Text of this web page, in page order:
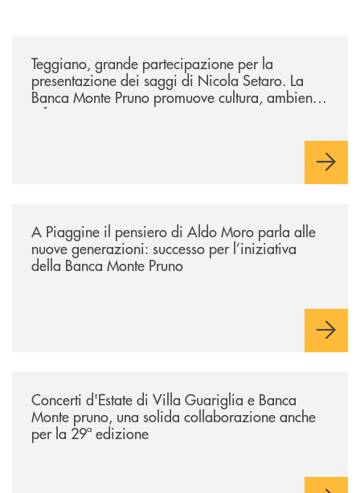
Teggiano, grande partecipazione per la
presentazione dei saggi di Nicola Setaro. La
Banca Monte Pruno promuove cultura, ambiente
e futuro
A Piaggine il pensiero di Aldo Moro parla alle
nuove generazioni: successo per l’iniziativa
della Banca Monte Pruno
Concerti d'Estate di Villa Guariglia e Banca
Monte pruno, una solida collaborazione anche
per la 29ª edizione